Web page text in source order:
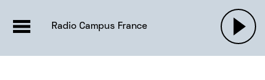
ACTUALITÉS
EMISSIONS |
PODCASTS
Radio Campus France